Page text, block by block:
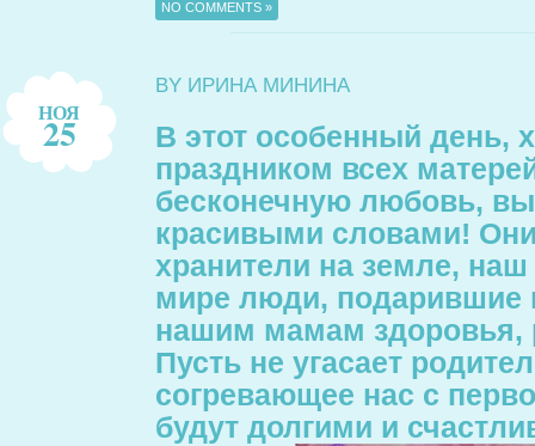
NO COMMENTS »
НОЯ
25
BY ИРИНА МИНИНА
В этот особенный день,
праздником всех
бесконечную любовь,
красивыми словами!
хранители на земле,
мире люди,
нашим мамам здоровья,
Пусть не угасает
согревающее нас с
будут долгими и